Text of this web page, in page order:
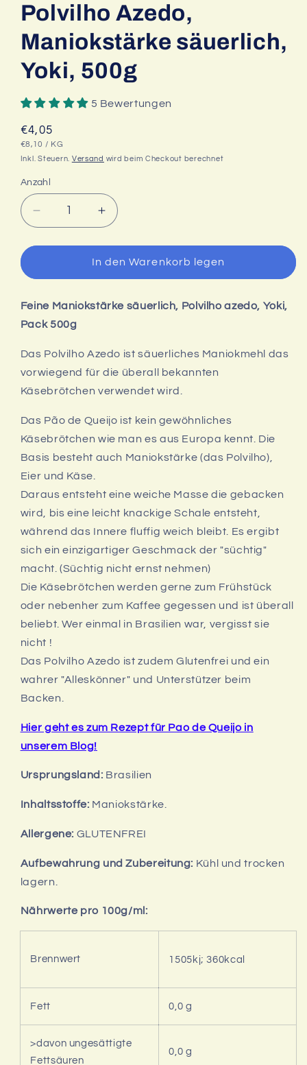
Modal
öffnen
Polvilho Azedo,
Maniokstärke säuerlich,
Yoki, 500g
5 Bewertungen
Normaler
Preis
€4,05
GRUNDPREIS
€8,10 / PRO
KG
Inkl. Steuern. Versand wird beim Checkout berechnet
Anzahl
Verringere
die
Azedo,
säuerlich,
Yoki,
Erhöhe
die
für
Polvilho
Azedo,
säuerlich,
In den Warenkorb legen
Feine Maniokstärke säuerlich, Polvilho azedo, Yoki,
Pack 500g
Das Polvilho Azedo ist säuerliches Maniokmehl das
vorwiegend für die überall bekannten
Käsebrötchen verwendet wird.
Das Pão de Queijo ist kein gewöhnliches
Käsebrötchen wie man es aus Europa kennt. Die
Basis besteht auch Maniokstärke (das Polvilho),
Eier und Käse.
Daraus entsteht eine weiche Masse die gebacken
wird, bis eine leicht knackige Schale entsteht,
während das Innere fluffig weich bleibt. Es ergibt
sich ein einzigartiger Geschmack der "süchtig"
macht. (Süchtig nicht ernst nehmen)
Die Käsebrötchen werden gerne zum Frühstück
oder nebenher zum Kaffee gegessen und ist überall
beliebt. Wer einmal in Brasilien war, vergisst sie
nicht !
Das Polvilho Azedo ist zudem Glutenfrei und ein
wahrer "Alleskönner" und Unterstützer beim
Backen.
Hier geht es zum Rezept für Pao de Queijo in
unserem Blog!
Ursprungsland: Brasilien
Inhaltsstoffe: Maniokstärke.
Allergene: GLUTENFREI
Aufbewahrung und Zubereitung: Kühl und trocken
lagern.
Nährwerte pro 100g/ml:
Brennwert 1505kj; 360kcal
Fett 0,0 g
>davon ungesättigte
Fettsäuren
0,0 g